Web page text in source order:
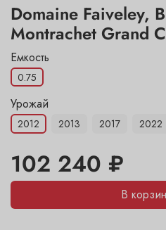
Domaine Faiveley,
Montrachet Grand
Емкость
0.75
Урожай
2012 2013 2017 2022
102 240 ₽
В